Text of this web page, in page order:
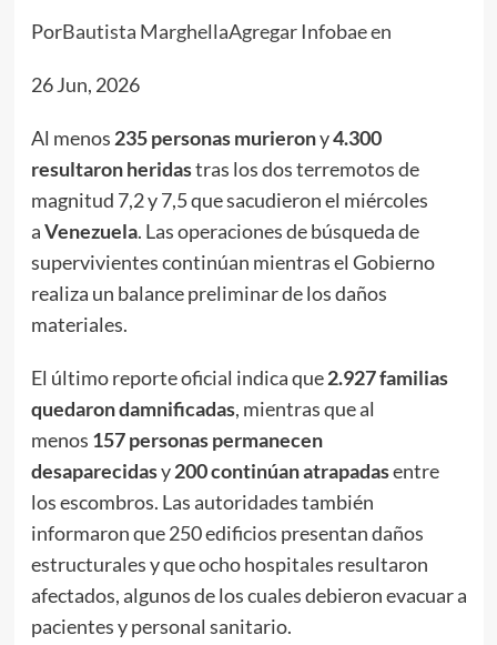
PorBautista MarghellaAgregar Infobae en
26 Jun, 2026
Al menos 235 personas murierony4.300
resultaron heridastras los dos terremotos de
magnitud 7,2 y 7,5 que sacudieron el miércoles
aVenezuela. Las operaciones de búsqueda de
supervivientes continúan mientras el Gobierno
realiza un balance preliminar de los daños
materiales.
El último reporte oficial indica que2.927 familias
quedaron damnificadas, mientras que al
menos 157 personas permanecen
desaparecidasy200 continúan atrapadasentre
los escombros. Las autoridades también
informaron que 250 edificios presentan daños
estructurales y que ocho hospitales resultaron
afectados, algunos de los cuales debieron evacuar a
pacientes y personal sanitario.